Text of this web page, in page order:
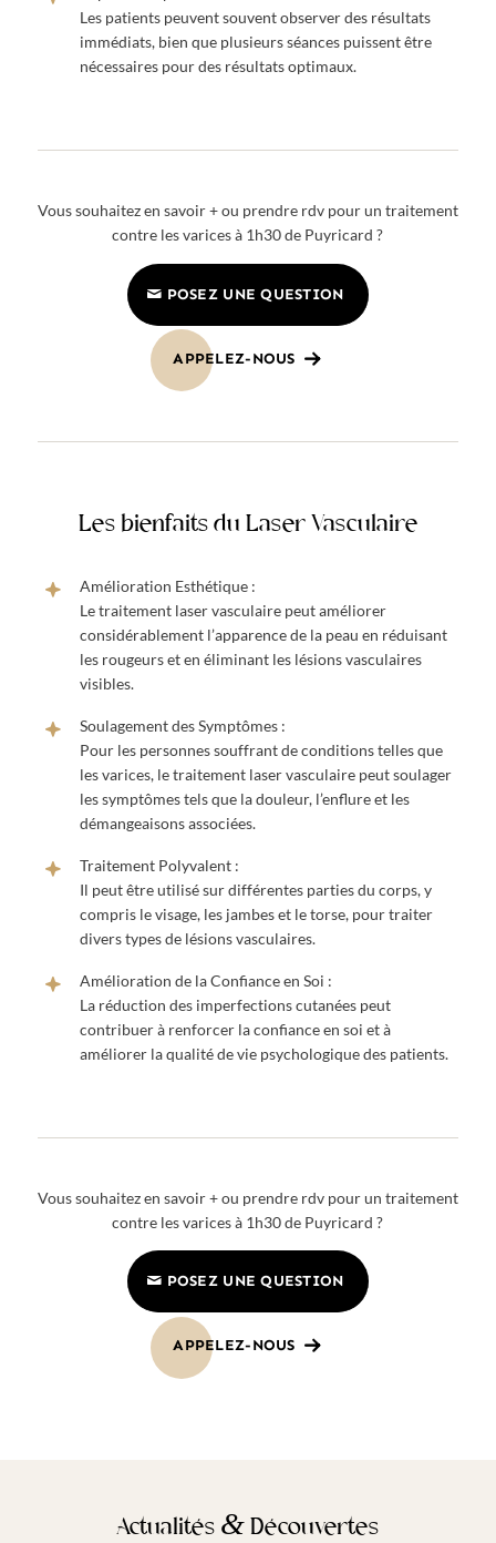
Les patients peuvent souvent observer des résultats
immédiats, bien que plusieurs séances puissent être
nécessaires pour des résultats optimaux.
Vous souhaitez en savoir + ou prendre rdv pour un traitement
contre les varices à 1h30 de Puyricard ?
POSEZ UNE QUESTION
APPELEZ-NOUS
Les bienfaits du Laser Vasculaire
Amélioration Esthétique :
Le traitement laser vasculaire peut améliorer
considérablement l’apparence de la peau en réduisant
les rougeurs et en éliminant les lésions vasculaires
visibles.
Soulagement des Symptômes :
Pour les personnes souffrant de conditions telles que
les varices, le traitement laser vasculaire peut soulager
les symptômes tels que la douleur, l’enflure et les
démangeaisons associées.
Traitement Polyvalent :
Il peut être utilisé sur différentes parties du corps, y
compris le visage, les jambes et le torse, pour traiter
divers types de lésions vasculaires.
Amélioration de la Confiance en Soi :
La réduction des imperfections cutanées peut
contribuer à renforcer la confiance en soi et à
améliorer la qualité de vie psychologique des patients.
Vous souhaitez en savoir + ou prendre rdv pour un traitement
contre les varices à 1h30 de Puyricard ?
POSEZ UNE QUESTION
APPELEZ-NOUS
Actualités & Découvertes